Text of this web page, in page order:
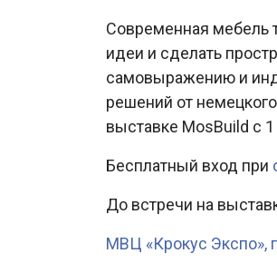
Cовременная мебель
идеи и сделать
самовыражению и
решений от
выставке MosBuild с
Бесплатный вход при
До встречи на
МВЦ «Крокус Экспо»,